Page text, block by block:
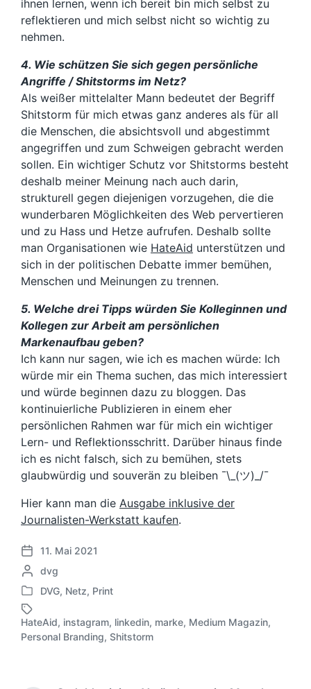
ihnen lernen, wenn ich bereit bin mich selbst zu
reflektieren und mich selbst nicht so wichtig zu
nehmen.
4. Wie schützen Sie sich gegen persönliche
Angriffe / Shitstorms im Netz?
Als weißer mittelalter Mann bedeutet der Begriff
Shitstorm für mich etwas ganz anderes als für all
die Menschen, die absichtsvoll und abgestimmt
angegriffen und zum Schweigen gebracht werden
sollen. Ein wichtiger Schutz vor Shitstorms besteht
deshalb meiner Meinung nach auch darin,
strukturell gegen diejenigen vorzugehen, die die
wunderbaren Möglichkeiten des Web pervertieren
und zu Hass und Hetze aufrufen. Deshalb sollte
man Organisationen wie HateAid unterstützen und
sich in der politischen Debatte immer bemühen,
Menschen und Meinungen zu trennen.
5. Welche drei Tipps würden Sie Kolleginnen und
Kollegen zur Arbeit am persönlichen
Markenaufbau geben?
Ich kann nur sagen, wie ich es machen würde: Ich
würde mir ein Thema suchen, das mich interessiert
und würde beginnen dazu zu bloggen. Das
kontinuierliche Publizieren in einem eher
persönlichen Rahmen war für mich ein wichtiger
Lern- und Reflektionsschritt. Darüber hinaus finde
ich es nicht falsch, sich zu bemühen, stets
glaubwürdig und souverän zu bleiben ¯\_(ツ)_/¯
Hier kann man die Ausgabe inklusive der
Journalisten-Werkstatt kaufen.
V
e
r
ö
f
f
11. Mai 2021
G
e
c
h
r
dvg
V
e
r
ö
DVG, Netz, Print
S
HateAid, instagram, linkedin, marke, Medium Magazin,
Personal Branding, Shitstorm